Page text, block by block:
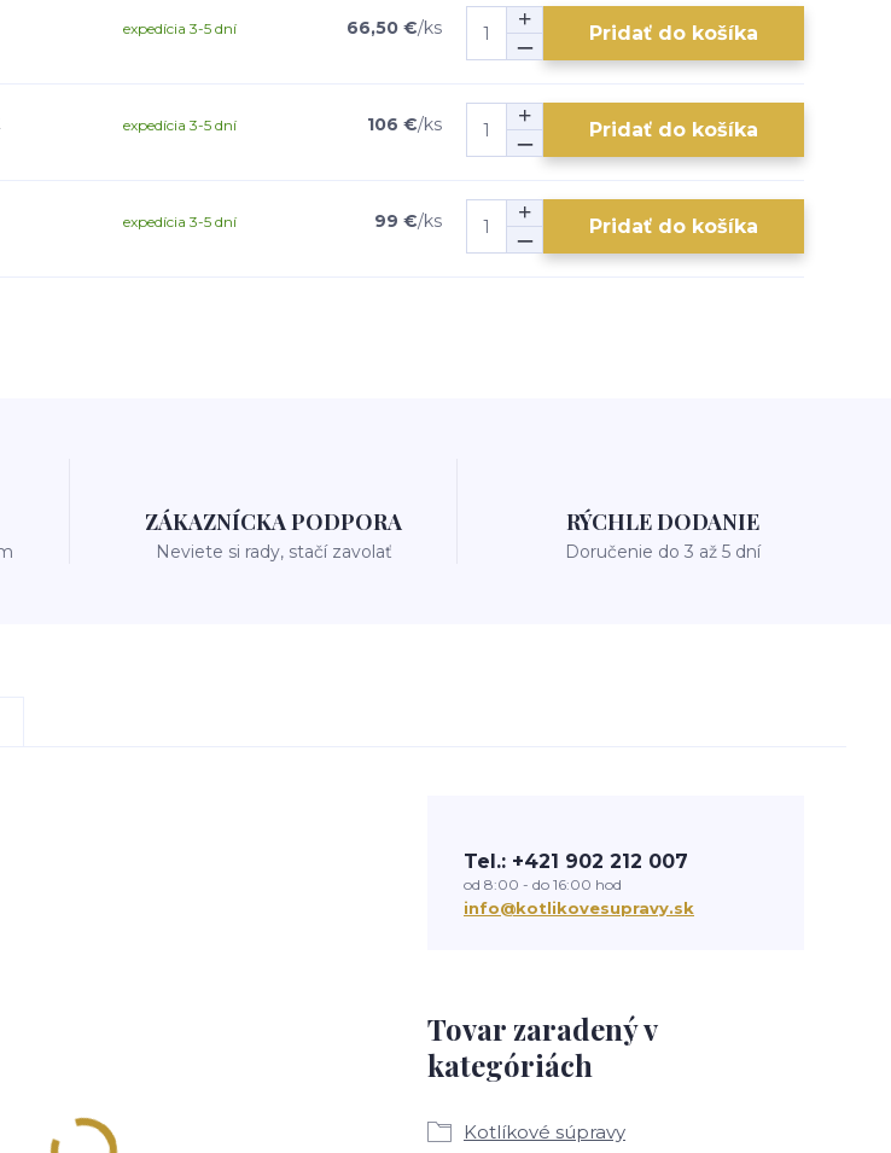
66,50 €/ks
expedícia 3-5 dní Pridať do košíka
106 €/ks
expedícia 3-5 dní Pridať do košíka
99 €/ks
expedícia 3-5 dní Pridať do košíka
ZÁKAZNÍCKA PODPORA
Neviete si rady, stačí zavolať
RÝCHLE DODANIE
Doručenie do 3 až 5 dní
Tovar zaradený v
kategóriách
Kotlíkové súpravy
Tel.: +421 902 212 007
od 8:00 - do 16:00 hod
info@kotlikovesupravy.sk